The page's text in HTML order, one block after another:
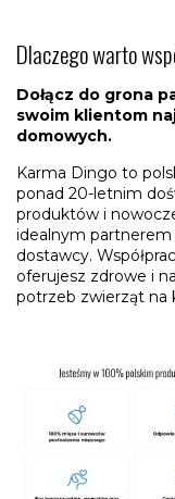
Dlaczego warto
Dołącz do grona
swoim klientom
domowych.
Karma Dingo to
ponad 20-letnim
produktów i
idealnym
dostawcy.
oferujesz zdrowe i
potrzeb zwierząt na